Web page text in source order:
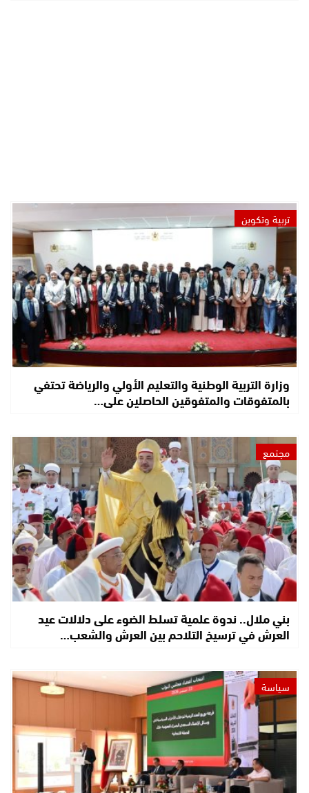
تربية وتكوين
وزارة التربية الوطنية والتعليم الأولي والرياضة تحتفي
بالمتفوقات والمتفوقين الحاصلين على…
مجتمع
بني ملال.. ندوة علمية تسلط الضوء على دلالات عيد
العرش في ترسيخ التلاحم بين العرش والشعب…
سياسة